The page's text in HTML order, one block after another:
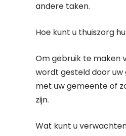
andere taken.
Hoe kunt u thuiszorg
Om gebruik te maken
wordt gesteld door
met uw gemeente of
zijn.
Wat kunt u